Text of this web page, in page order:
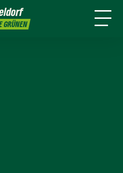
GRÜNEN
Presse
Termine Mitmachen